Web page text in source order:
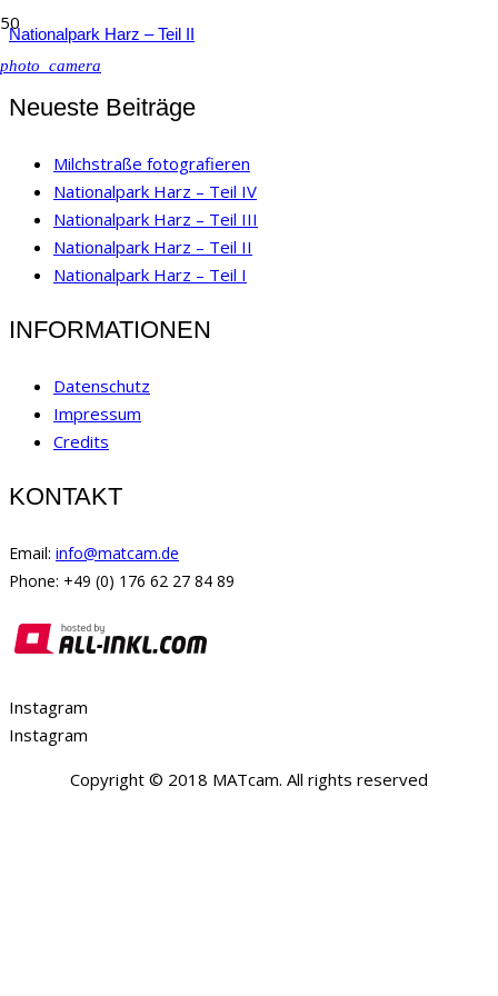
photo_camera
Nationalpark Harz – Teil II
Neueste Beiträge
Milchstraße fotografieren
Nationalpark Harz – Teil IV
Nationalpark Harz – Teil III
Nationalpark Harz – Teil II
Nationalpark Harz – Teil I
INFORMATIONEN
Datenschutz
Impressum
Credits
KONTAKT
Email: info@matcam.de
Phone: +49 (0) 176 62 27 84 89
Instagram
Instagram
Copyright © 2018 MATcam. All rights reserved